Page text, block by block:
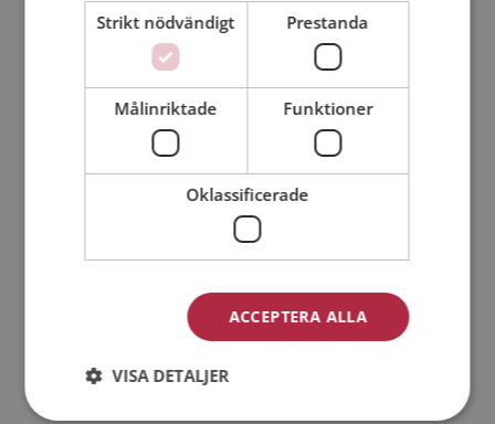
Bli medlem utan kostnad!
Jag är en: Man Kvinna
Min ålder:
Jag accepterarMedlemsvillkoren
Strikt nödvändigt Prestanda
Målinriktade Funktioner
Oklassificerade
ACCEPTERA ALLA
VISA DETALJER